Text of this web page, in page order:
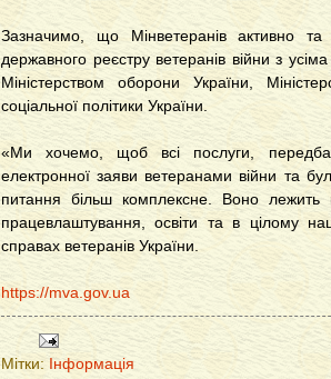
Зазначимо, що Мінветеранів активно та
державного реєстру ветеранів війни з
Міністерством оборони України,
соціальної політики України.
«Ми хочемо, щоб всі послуги,
електронної заяви ветеранами війни та
питання більш комплексне. Воно лежить
працевлаштування, освіти та в цілому
справах ветеранів України.
https://mva.gov.ua
Мітки: Інформація